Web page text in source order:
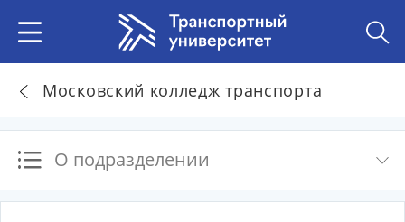
Московский колледж транспорта
О подразделении